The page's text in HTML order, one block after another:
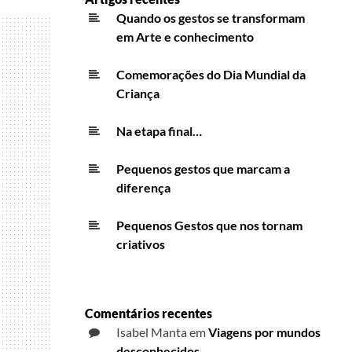
Quando os gestos se transformam
em Arte e conhecimento
Comemorações do Dia Mundial da
Criança
Na etapa final…
Pequenos gestos que marcam a
diferença
Pequenos Gestos que nos tornam
criativos
Comentários recentes
Isabel MantaemViagens por mundos